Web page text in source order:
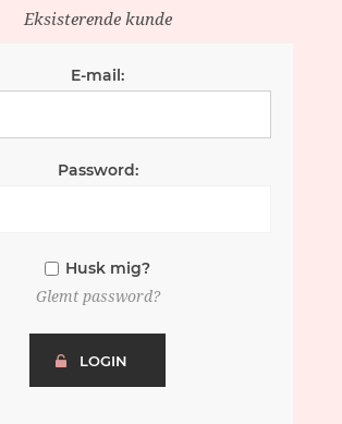
Eksisterende kunde
E-mail:
Password:
Husk mig?
Glemt password?